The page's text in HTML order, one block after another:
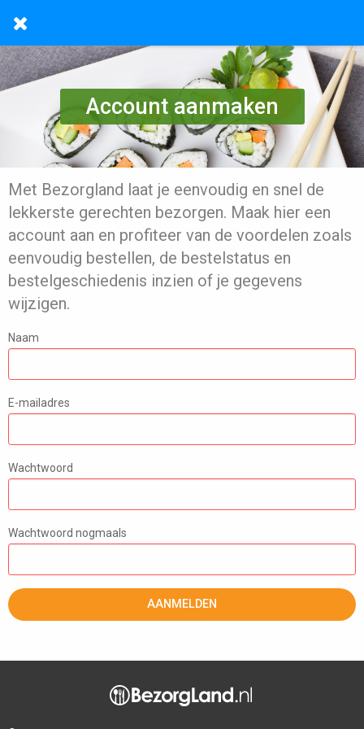
Account aanmaken
Met Bezorgland laat je eenvoudig en snel de
lekkerste gerechten bezorgen. Maak hier een
account aan en profiteer van de voordelen zoals
eenvoudig bestellen, de bestelstatus en
bestelgeschiedenis inzien of je gegevens
wijzigen.
Naam
E-mailadres
Wachtwoord
Wachtwoord nogmaals
AANMELDEN